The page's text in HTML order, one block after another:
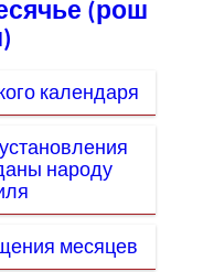
(рош
календаря
народу
месяцев